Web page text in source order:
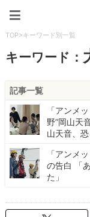
TOP>キーワード別一覧
キーワード：
記事一覧
「アンメ
野”岡山天
山天音、恐
「アンメ
の告白 「
た」